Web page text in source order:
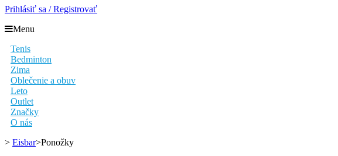
Prihlásiť sa / Registrovať
Menu
Tenis
Bedminton
Zima
Oblečenie a obuv
Leto
Outlet
Značky
O nás
> Eisbar>Ponožky